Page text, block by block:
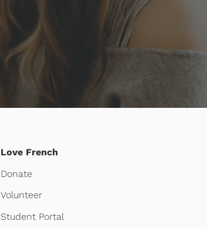
Love French
Donate
Volunteer
Student Portal